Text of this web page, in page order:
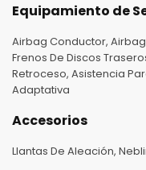
Equipamiento de
Airbag Conductor,
Frenos De Discos
Retroceso, Asistencia
Adaptativa
Accesorios
Llantas De Aleación,